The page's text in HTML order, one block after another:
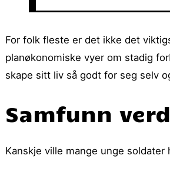
For folk fleste er det ikke det
planøkonomiske vyer om stadig
skape sitt liv så godt for seg selv
Samfunn
Kanskje ville mange unge